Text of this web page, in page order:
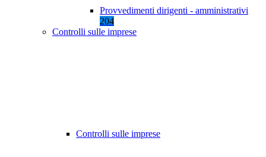
Provvedimenti dirigenti - amministrativi
204
Controlli sulle imprese
Controlli sulle imprese